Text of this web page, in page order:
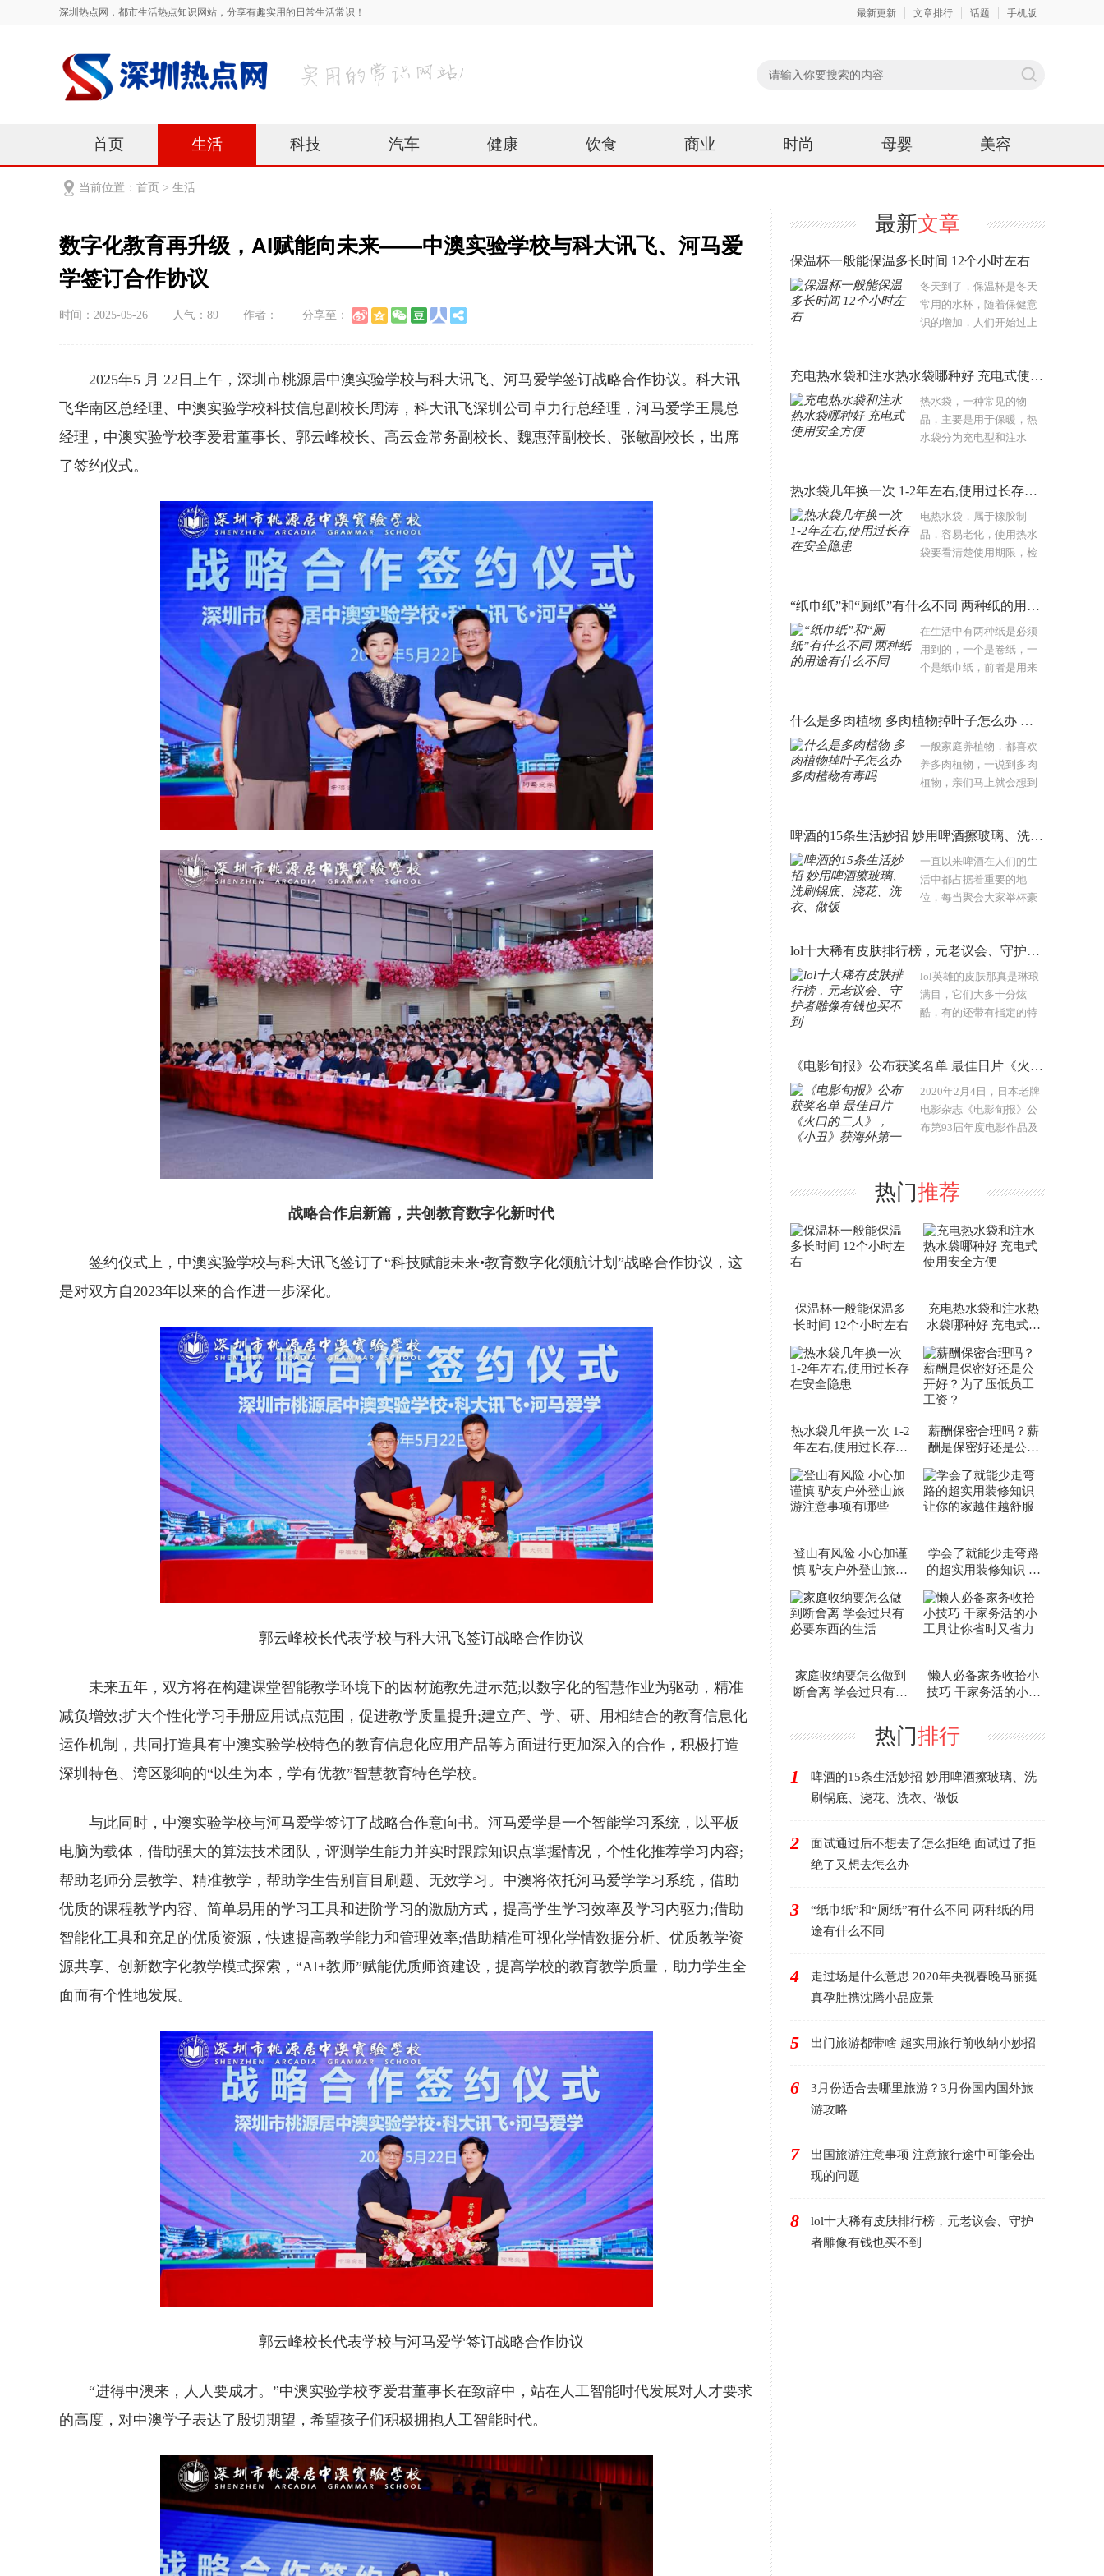
深圳热点网，都市生活热点知识网站，分享有趣实用的日常生活常识！ 最新更新 文章排行 话题 手机版
首页 生活 科技 汽车 健康 饮食 商业 时尚 母婴 美容
当前位置： 首页 > 生活
数字化教育再升级，AI赋能向未来——中澳实验学校与科大讯飞、河马爱
学签订合作协议
时间：2025-05-26 人气： 89 作者： 分享至：
2025年5 月 22日上午，深圳市桃源居中澳实验学校与科大讯飞、河马爱学签订战略合作协议。科大讯
飞华南区总经理、中澳实验学校科技信息副校长周涛，科大讯飞深圳公司卓力行总经理，河马爱学王晨总
经理，中澳实验学校李爱君董事长、郭云峰校长、高云金常务副校长、魏惠萍副校长、张敏副校长，出席
了签约仪式。
战略合作启新篇，共创教育数字化新时代
签约仪式上，中澳实验学校与科大讯飞签订了“科技赋能未来•教育数字化领航计划”战略合作协议，这
是对双方自2023年以来的合作进一步深化。
郭云峰校长代表学校与科大讯飞签订战略合作协议
未来五年，双方将在构建课堂智能教学环境下的因材施教先进示范;以数字化的智慧作业为驱动，精准
减负增效;扩大个性化学习手册应用试点范围，促进教学质量提升;建立产、学、研、用相结合的教育信息化
运作机制，共同打造具有中澳实验学校特色的教育信息化应用产品等方面进行更加深入的合作，积极打造
深圳特色、湾区影响的“以生为本，学有优教”智慧教育特色学校。
与此同时，中澳实验学校与河马爱学签订了战略合作意向书。河马爱学是一个智能学习系统，以平板
电脑为载体，借助强大的算法技术团队，评测学生能力并实时跟踪知识点掌握情况，个性化推荐学习内容;
帮助老师分层教学、精准教学，帮助学生告别盲目刷题、无效学习。中澳将依托河马爱学学习系统，借助
优质的课程教学内容、简单易用的学习工具和进阶学习的激励方式，提高学生学习效率及学习内驱力;借助
智能化工具和充足的优质资源，快速提高教学能力和管理效率;借助精准可视化学情数据分析、优质教学资
源共享、创新数字化教学模式探索，“AI+教师”赋能优质师资建设，提高学校的教育教学质量，助力学生全
面而有个性地发展。
郭云峰校长代表学校与河马爱学签订战略合作协议
“进得中澳来，人人要成才。”中澳实验学校李爱君董事长在致辞中，站在人工智能时代发展对人才要求
的高度，对中澳学子表达了殷切期望，希望孩子们积极拥抱人工智能时代。
最新文章
保温杯一般能保温多长时间 12个小时左右
冬天到了，保温杯是冬天
常用的水杯，随着保健意
识的增加，人们开始过上
图的一个保温性能。但有
的时候大家会发现自己使
用的保温板不保暖..
充电热水袋和注水热水袋哪种好 充电式使用安全方便
热水袋，一种常见的物
品，主要是用于保暖，热
水袋分为充电型和注水
冷的时候，在热水袋里面
灌入热水进行取暖，若是
想灌开水的话也是可以
的，开..
热水袋几年换一次 1-2年左右,使用过长存在安全隐患
电热水袋，属于橡胶制
品，容易老化，使用热水
袋要看清楚使用期限，检
的功能，但是温控器故障
的话容易导致出现事故，
因此要长时间更换。那热..
“纸巾纸”和“厕纸”有什么不同 两种纸的用途有什么不同
在生活中有两种纸是必须
用到的，一个是卷纸，一
个是纸巾纸，前者是用来
人用错纸，其实这样的危
害是非常大的，可能呢会
认为都是白色的纸，有什..
什么是多肉植物 多肉植物掉叶子怎么办 多肉植物有毒吗
一般家庭养植物，都喜欢
养多肉植物，一说到多肉
植物，亲们马上就会想到
多肉植物是很多人的爱
好，这种植物可以帮助主
人陶冶情操，调整心..
啤酒的15条生活妙招 妙用啤酒擦玻璃、洗刷锅底、浇花、洗衣、做饭
一直以来啤酒在人们的生
活中都占据着重要的地
位，每当聚会大家举杯豪
去超市购买啤酒，例如百
威啤酒、青岛啤酒和燕京
啤酒等等，这些啤..
lol十大稀有皮肤排行榜，元老议会、守护者雕像有钱也买不到
lol英雄的皮肤那真是琳琅
满目，它们大多十分炫
酷，有的还带有指定的特
能买的，但有一些英雄皮
肤因获取方式特殊，就显
得尤为特别。下面，..
《电影旬报》公布获奖名单 最佳日片《火口的二人》，《小丑》获海外第一
2020年2月4日，日本老牌
电影杂志《电影旬报》公
布第93届年度电影作品及
分别登顶日本本土电影、
海外电影年度十佳。池松
热门推荐
保温杯一般能保温多
长时间 12个小时左右
充电热水袋和注水热
水袋哪种好 充电式使
热水袋几年换一次 1-2
年左右,使用过长存在
薪酬保密合理吗？薪
酬是保密好还是公开
资？
登山有风险 小心加谨
慎 驴友户外登山旅游
学会了就能少走弯路
的超实用装修知识 让
家庭收纳要怎么做到
断舍离 学会过只有必
懒人必备家务收拾小
技巧 干家务活的小工
热门排行
1
啤酒的15条生活妙招 妙用啤酒擦玻璃、洗
刷锅底、浇花、洗衣、做饭
2
面试通过后不想去了怎么拒绝 面试过了拒
绝了又想去怎么办
3
“纸巾纸”和“厕纸”有什么不同 两种纸的用
途有什么不同
4
走过场是什么意思 2020年央视春晚马丽挺
真孕肚携沈腾小品应景
5 出门旅游都带啥 超实用旅行前收纳小妙招
6
3月份适合去哪里旅游？3月份国内国外旅
游攻略
7
出国旅游注意事项 注意旅行途中可能会出
现的问题
8
lol十大稀有皮肤排行榜，元老议会、守护
者雕像有钱也买不到